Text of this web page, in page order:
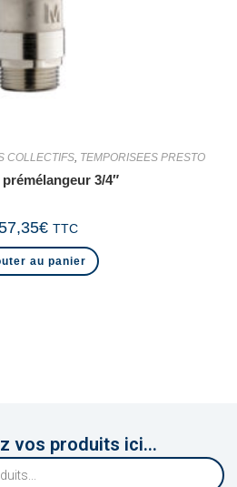
COLLECTIFS, TEMPORISEES PRESTO
3/4″
€ TTC
au panier
vos produits ici...